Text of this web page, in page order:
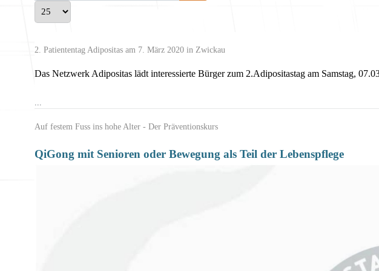
2. Patiententag Adipositas am 7. März 2020 in Zwickau
Das Netzwerk Adipositas lädt interessierte Bürger zum 2.Adipositastag am Samstag,
...
Auf festem Fuss ins hohe Alter - Der Präventionskurs
QiGong mit Senioren oder Bewegung als Teil der Lebenspflege